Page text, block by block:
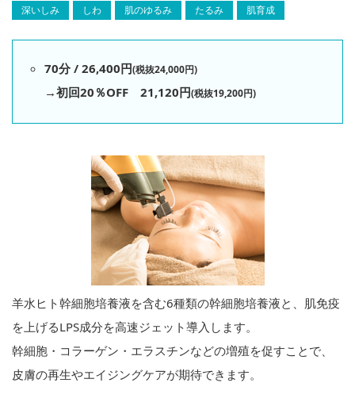
深いしみ しわ 肌のゆるみ たるみ 肌育成
70分 / 26,400円(税抜24,000円)
→初回20％OFF 21,120円(税抜19,200円)
羊水ヒト幹細胞培養液を含む6種類の幹細胞培養液と、肌免疫
を上げるLPS成分を高速ジェット導入します。
幹細胞・コラーゲン・エラスチンなどの増殖を促すことで、
皮膚の再生やエイジングケアが期待できます。